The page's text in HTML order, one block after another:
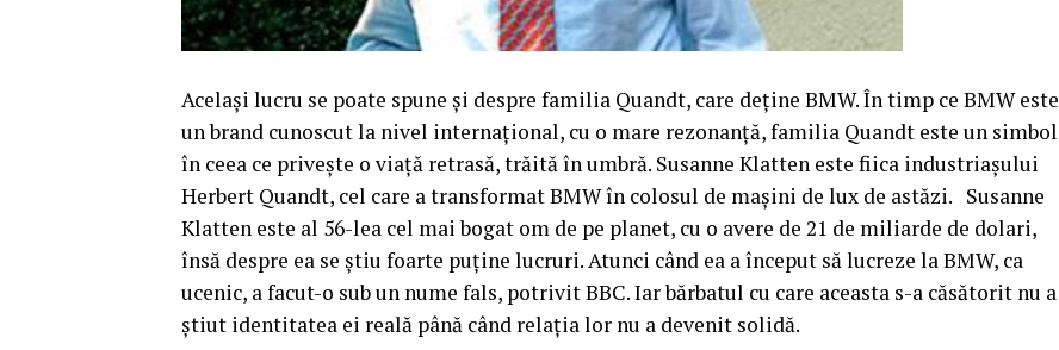
Acelaşi lucru se poate spune şi despre familia Quandt, care deţine BMW. În timp ce BMW este
un brand cunoscut la nivel internaţional, cu o mare rezonanţă, familia Quandt este un simbol
în ceea ce priveşte o viaţă retrasă, trăită în umbră. Susanne Klatten este fiica industriaşului
Herbert Quandt, cel care a transformat BMW în colosul de maşini de lux de astăzi. Susanne
Klatten este al 56-lea cel mai bogat om de pe planet, cu o avere de 21 de miliarde de dolari,
însă despre ea se ştiu foarte puţine lucruri. Atunci când ea a început să lucreze la BMW, ca
ucenic, a facut-o sub un nume fals, potrivit BBC. Iar bărbatul cu care aceasta s-a căsătorit nu a
ştiut identitatea ei reală până când relaţia lor nu a devenit solidă.